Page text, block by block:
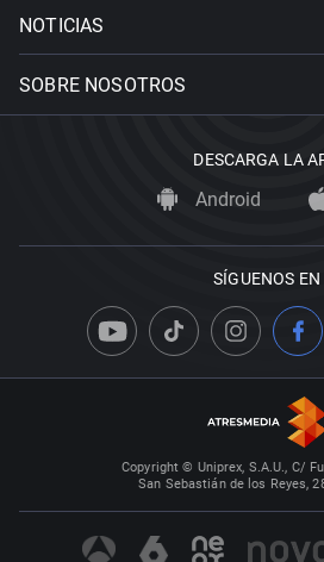
NOTICIAS
SOBRE NOSOTROS
DESCARGA LA
Android
SÍGUENOS EN
Copyright © Uniprex, S.A.U., C/
San Sebastián de los Reyes,